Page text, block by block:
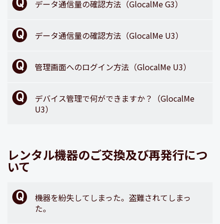
データ通信量の確認方法（GlocalMe G3）
データ通信量の確認方法（GlocalMe U3）
管理画面へのログイン方法（GlocalMe U3）
デバイス管理で何ができますか？（GlocalMe
U3）
レンタル機器のご交換及び再発行につ
いて
機器を紛失してしまった。盗難されてしまっ
た。